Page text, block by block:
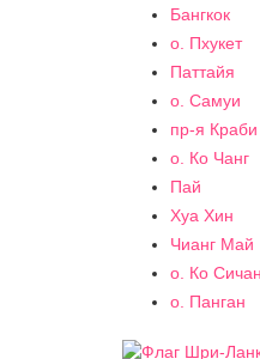
Бангкок
о. Пхукет
Паттайя
о. Самуи
пр-я Краби
о. Ко Чанг
Пай
Хуа Хин
Чианг Май
о. Ко
о. Панган